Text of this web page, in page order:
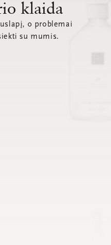
klaida
o problemai
su mumis.